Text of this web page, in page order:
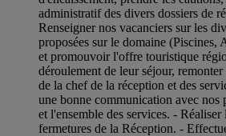
administratif des divers dossiers de
Renseigner nos vacanciers sur les
proposées sur le domaine (Piscines,
et promouvoir l'offre touristique
déroulement de leur séjour,
de la chef de la réception et des
une bonne communication avec nos
et l'ensemble des services. - Réaliser
fermetures de la Réception. -